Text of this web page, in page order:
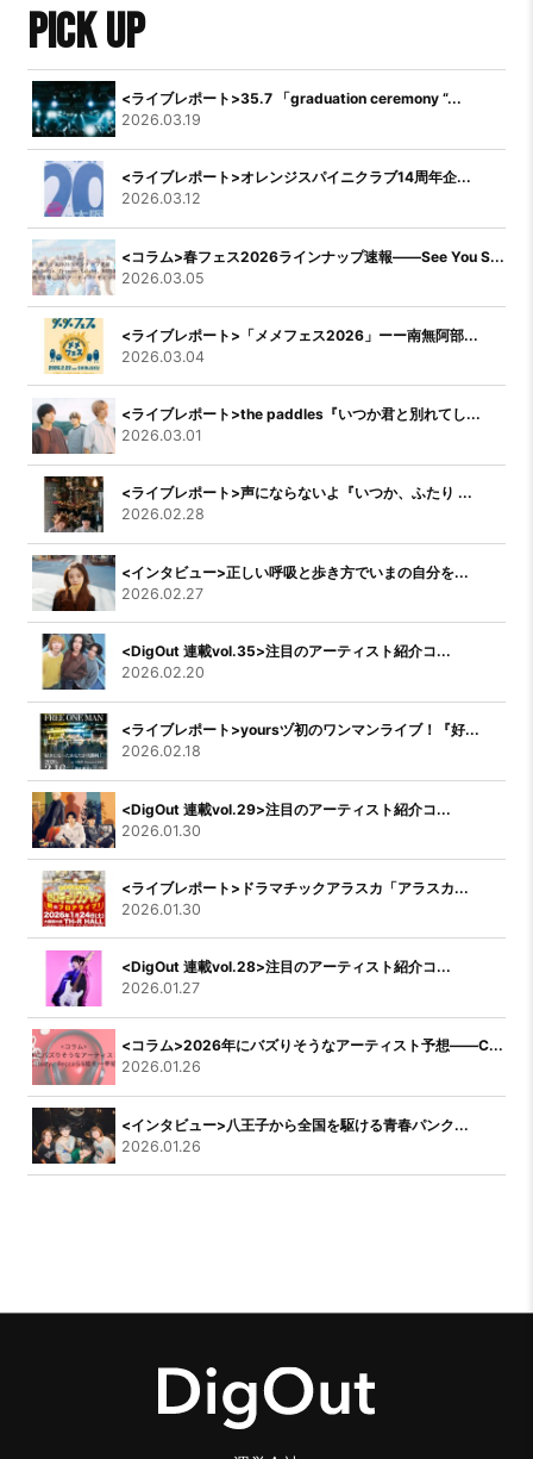
PICK UP
<ライブレポート>35.7 「graduation ceremony “...
2026.03.19
<ライブレポート>オレンジスパイニクラブ14周年企...
2026.03.12
<コラム>春フェス2026ラインナップ速報――See You S...
2026.03.05
<ライブレポート>「メメフェス2026」ーー南無阿部...
2026.03.04
<ライブレポート>the paddles『いつか君と別れてし...
2026.03.01
<ライブレポート>声にならないよ『いつか、ふたり ...
2026.02.28
<インタビュー>正しい呼吸と歩き方でいまの自分を...
2026.02.27
<DigOut 連載vol.35>注目のアーティスト紹介コ...
2026.02.20
<ライブレポート>yoursヅ初のワンマンライブ！『好...
2026.02.18
<DigOut 連載vol.29>注目のアーティスト紹介コ...
2026.01.30
<ライブレポート>ドラマチックアラスカ「アラスカ...
2026.01.30
<DigOut 連載vol.28>注目のアーティスト紹介コ...
2026.01.27
<コラム>2026年にバズりそうなアーティスト予想――C...
2026.01.26
<インタビュー>八王子から全国を駆ける青春パンク...
2026.01.26